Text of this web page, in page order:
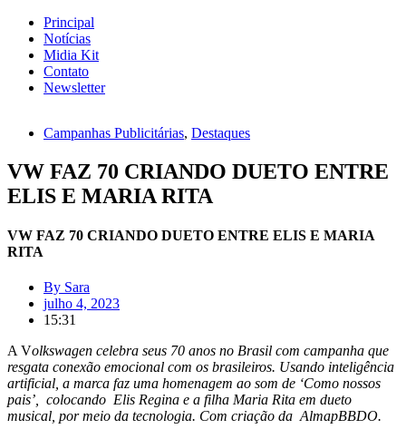
Principal
Notícias
Midia Kit
Contato
Newsletter
Campanhas Publicitárias, Destaques
VW FAZ 70 CRIANDO DUETO ENTRE
ELIS E MARIA RITA
VW FAZ 70 CRIANDO DUETO ENTRE ELIS E MARIA
RITA
By Sara
julho 4, 2023
15:31
A Volkswagen celebra seus 70 anos no Brasil com campanha que
resgata conexão emocional com os brasileiros. Usando inteligência
artificial, a marca faz uma homenagem ao som de ‘Como nossos
pais’, colocando Elis Regina e a filha Maria Rita em dueto
musical, por meio da tecnologia. Com criação da AlmapBBDO.